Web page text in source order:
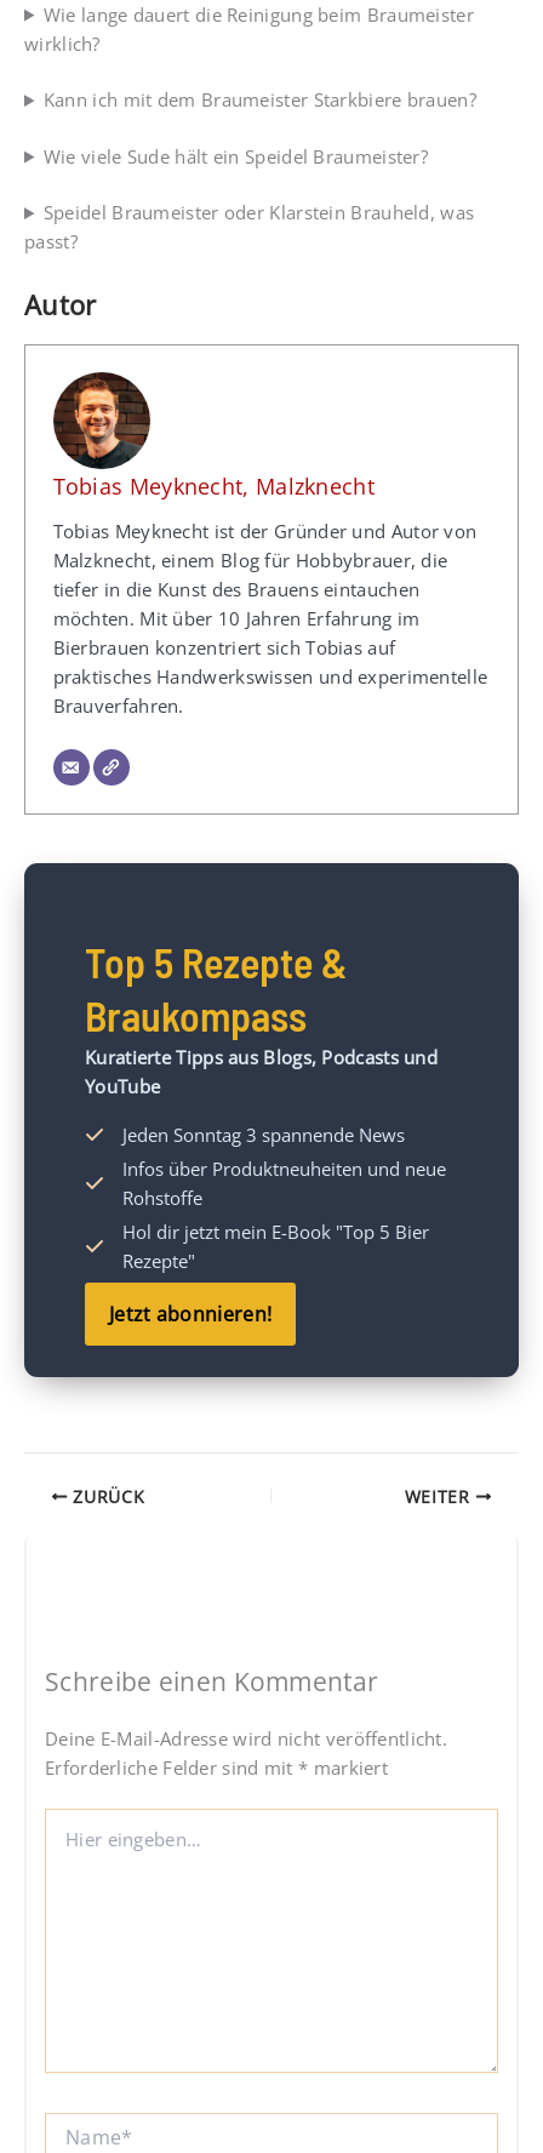
Wie lange dauert die Reinigung beim Braumeister
wirklich?
Kann ich mit dem Braumeister Starkbiere brauen?
Wie viele Sude hält ein Speidel Braumeister?
Speidel Braumeister oder Klarstein Brauheld, was
passt?
Autor
Tobias Meyknecht, Malzknecht
Tobias Meyknecht ist der Gründer und Autor von
Malzknecht, einem Blog für Hobbybrauer, die
tiefer in die Kunst des Brauens eintauchen
möchten. Mit über 10 Jahren Erfahrung im
Bierbrauen konzentriert sich Tobias auf
praktisches Handwerkswissen und experimentelle
Brauverfahren.
Top 5 Rezepte &
Braukompass
Kuratierte Tipps aus Blogs, Podcasts und
YouTube
Jeden Sonntag 3 spannende News
Infos über Produktneuheiten und neue
Rohstoffe
Hol dir jetzt mein E-Book "Top 5 Bier
Rezepte"
Jetzt abonnieren!
ZURÜCK WEITER
Schreibe einen Kommentar
Deine E-Mail-Adresse wird nicht veröffentlicht.
Erforderliche Felder sind mit * markiert
eingeben…